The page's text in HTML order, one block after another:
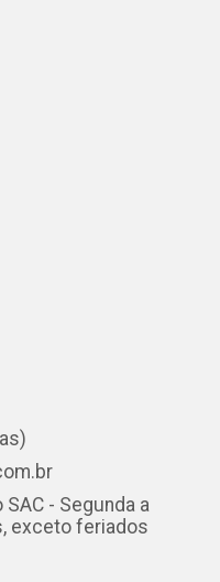
- Segunda a
exceto feriados